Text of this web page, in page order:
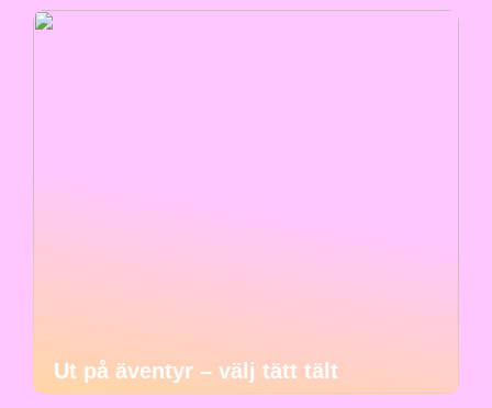
Ut på äventyr – välj tätt tält